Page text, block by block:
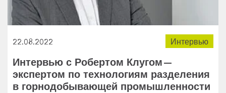
Интервью
22.08.2022
Интервью с Робертом Клугом—
экспертом по технологиям разделения
в горнодобывающей промышленности